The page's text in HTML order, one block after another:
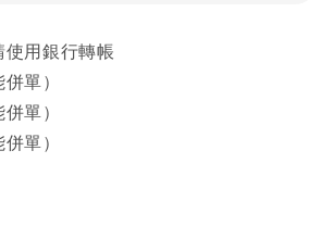
用銀行轉帳
單）
單）
單）